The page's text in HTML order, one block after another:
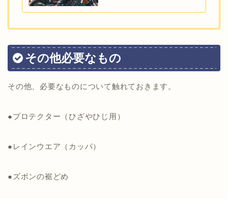
その他必要なもの
その他、必要なものについて触れておきます。
●プロテクター（ひざやひじ用）
●レインウエア（カッパ）
●ズボンの裾どめ